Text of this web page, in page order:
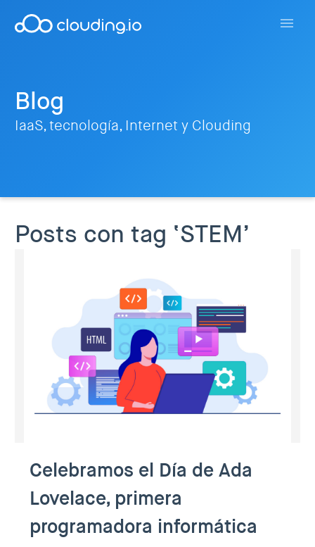
Blog
IaaS, tecnología, Internet y Clouding
Posts con tag ‘STEM’
Celebramos el Día de Ada
Lovelace, primera
programadora informática